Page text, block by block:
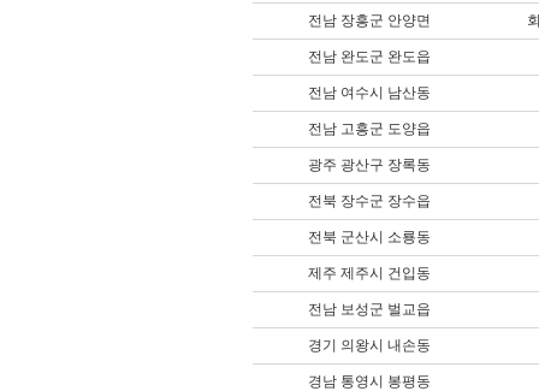
전남 장흥군 안양면
전남 완도군 완도읍
전남 여수시 남산동
전남 고흥군 도양읍
광주 광산구 장록동
전북 장수군 장수읍
전북 군산시 소룡동
제주 제주시 건입동
전남 보성군 벌교읍
경기 의왕시 내손동
경남 통영시 봉평동